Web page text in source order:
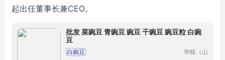
起出任董事长兼CEO。
批发 菜豌豆 青豌豆 豌豆 干豌豆 豌豆粒 白豌
豆
白豌豆
华秣（山